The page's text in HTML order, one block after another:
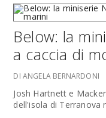
Below: la
a caccia di
DI ANGELA BERNARDONI
Josh Hartnett e
dell'isola di Terranova